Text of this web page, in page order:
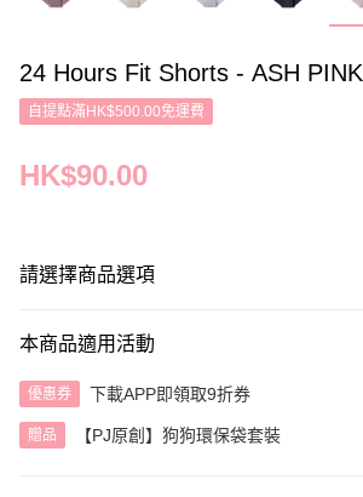
24 Hours Fit Shorts - ASH PINK
自提點滿HK$500.00免運費
HK$90.00
請選擇商品選項
本商品適用活動
優惠券 下載APP即領取9折券
贈品 【PJ原創】狗狗環保袋套裝